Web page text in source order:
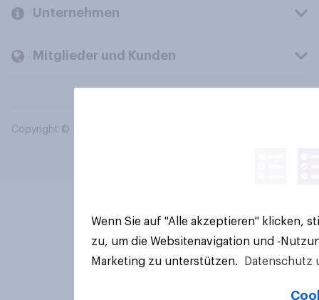
Unternehmen
Mitglieder und Kunden
Copyright © 2026 YouGov PLC. Alle Rechte vorbehalten.
Wenn Sie auf "Alle akzeptieren" klicken,
zu, um die Websitenavigation und -
Marketing zu unterstützen.
Datenschutz